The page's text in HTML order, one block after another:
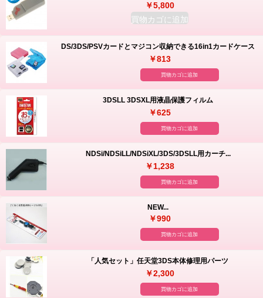
￥5,800
買物カゴに追加
DS/3DS/PSVカードとマジコン収納できる16in1カードケース
￥813
買物カゴに追加
3DSLL 3DSXL用液晶保護フィルム
￥625
買物カゴに追加
NDSi/NDSiLL/NDSiXL/3DS/3DSLL用カーチ...
￥1,238
買物カゴに追加
NEW...
￥990
買物カゴに追加
「人気セット」任天堂3DS本体修理用パーツ
￥2,300
買物カゴに追加